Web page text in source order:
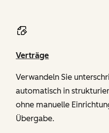
Verträge
Verwandeln Sie
automatisch in
ohne manuelle
Übergabe.